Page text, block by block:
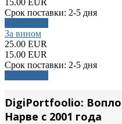
Срок поставки: 2-5 дня
За вином
25.00 EUR
15.00 EUR
Срок поставки: 2-5 дня
DigiPortfoolio:
Нарве с 2001 года